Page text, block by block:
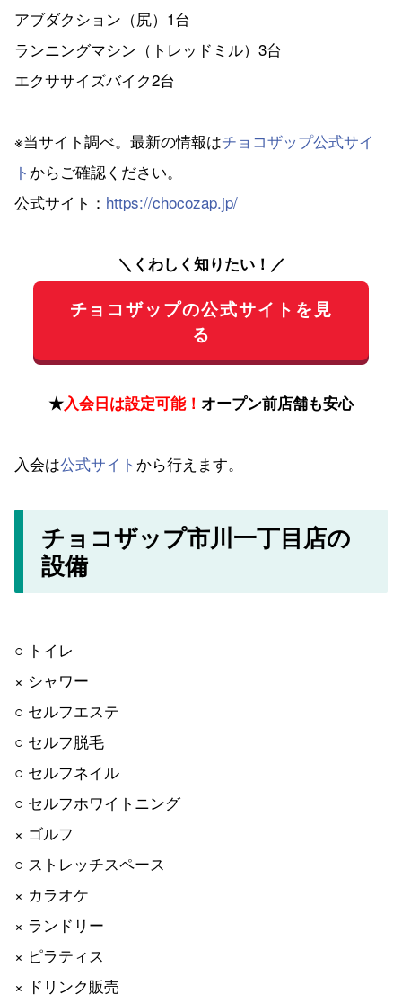
アブダクション（尻）1台
ランニングマシン（トレッドミル）3台
エクササイズバイク2台
※当サイト調べ。最新の情報はチョコザップ公式サイ
ト からご確認ください。
公式サイト： https://chocozap.jp/
＼くわしく知りたい！／
チョコザップの公式サイトを見
る
★入会日は設定可能！ オープン前店舗も安心
入会は公式サイト から行えます。
チョコザップ市川一丁目店の
設備
○ トイレ
× シャワー
○ セルフエステ
○ セルフ脱毛
○ セルフネイル
○ セルフホワイトニング
× ゴルフ
○ ストレッチスペース
× カラオケ
× ランドリー
× ピラティス
× ドリンク販売